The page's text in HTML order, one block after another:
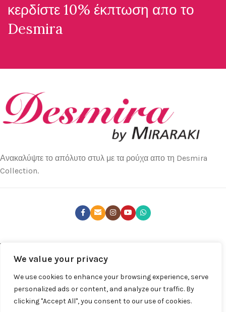
We value your privacy
We use cookies to enhance your browsing experience, serve
personalized ads or content, and analyze our traffic. By
clicking "Accept All", you consent to our use of cookies.
κερδίστε 10% έκπτωση απο το
Desmira
Ανακαλύψτε το απόλυτο στυλ με τα ρούχα απο τη Desmira
Collection.
ΤΕΛΕΥΤΑΊΑ ΝΈΑ
ΧΡΉΣΙΜΑ LINKS